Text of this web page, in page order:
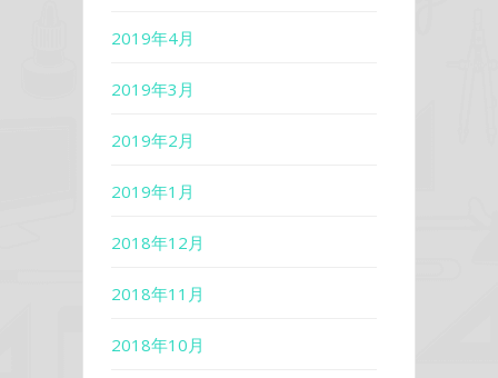
2019年4月
2019年3月
2019年2月
2019年1月
2018年12月
2018年11月
2018年10月